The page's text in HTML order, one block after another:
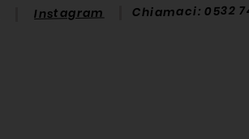
Instagram Chiamaci: 0532